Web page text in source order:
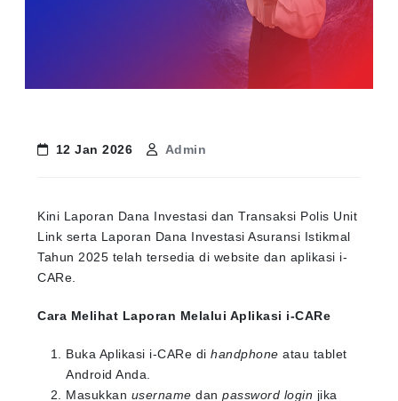
12 Jan 2026 Admin
Kini Laporan Dana Investasi dan Transaksi Polis Unit
Link serta Laporan Dana Investasi Asuransi Istikmal
Tahun 2025 telah tersedia di website dan aplikasi i-
CARe.
Cara Melihat Laporan Melalui Aplikasi i-CARe
Buka Aplikasi i-CARe di handphone atau tablet
Android Anda.
Masukkan username dan password login jika